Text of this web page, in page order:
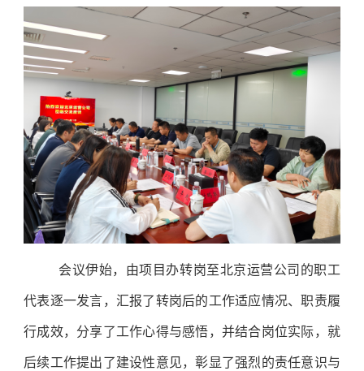
会议伊始，由项目办转岗至北京运营公司的职工
代表逐一发言，汇报了转岗后的工作适应情况、职责履
行成效，分享了工作心得与感悟，并结合岗位实际，就
后续工作提出了建设性意见，彰显了强烈的责任意识与